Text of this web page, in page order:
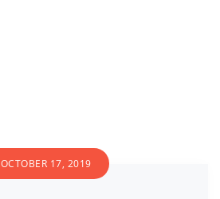
OCTOBER 17, 2019